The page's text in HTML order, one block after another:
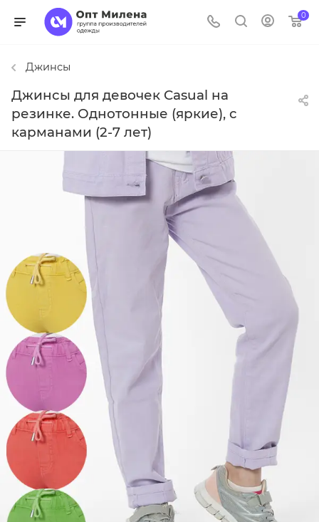
0
Джинсы
Джинсы для девочек Casual на
резинке. Однотонные (яркие), с
карманами (2-7 лет)